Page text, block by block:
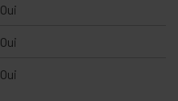
Oui
Oui
Oui